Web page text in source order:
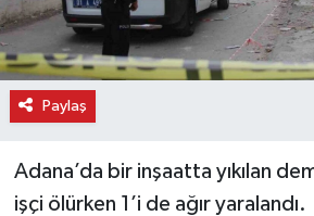
Paylaş
Adana’da bir inşaatta yıkılan
işçi ölürken 1’i de ağır yaralandı.